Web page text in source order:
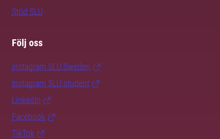
Stöd SLU
Följ oss
Instagram SLU.Sweden
Instagram SLU.student
LinkedIn
Facebook
TikTok